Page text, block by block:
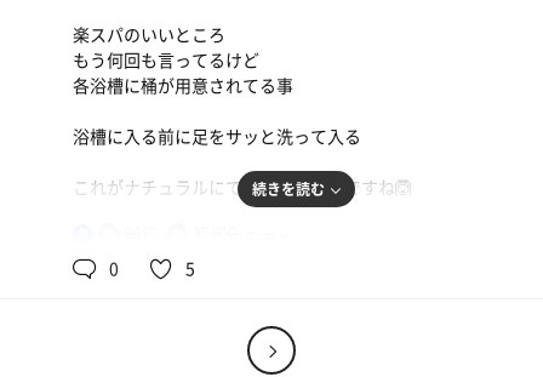
楽スパのいいところ
もう何回も言ってるけど
各浴槽に桶が用意されてる事
浴槽に入る前に足をサッと洗って入る
これがナチュラルにできるのが良いですね🙆
浴槽に入る前に足をサッと洗う人を見かけると
続きを読む
0 5